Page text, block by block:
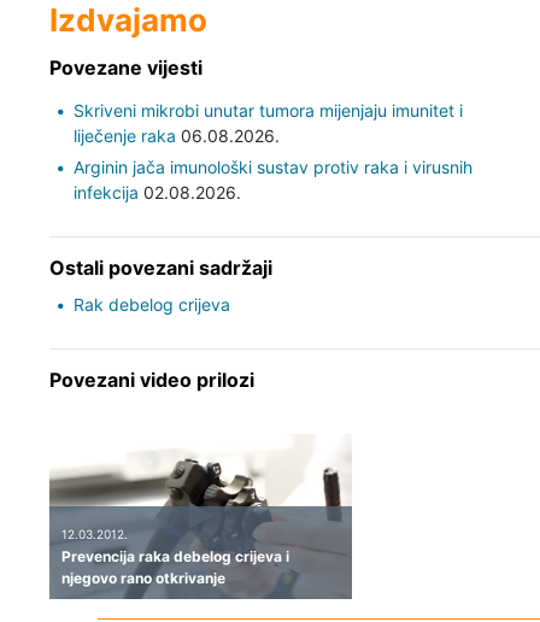
Izdvajamo
Povezane vijesti
Skriveni mikrobi unutar tumora mijenjaju imunitet i
liječenje raka 06.08.2026.
Arginin jača imunološki sustav protiv raka i virusnih
infekcija 02.08.2026.
Ostali povezani sadržaji
Rak debelog crijeva
Povezani video prilozi
12.03.2012.
Prevencija raka debelog crijeva i
njegovo rano otkrivanje